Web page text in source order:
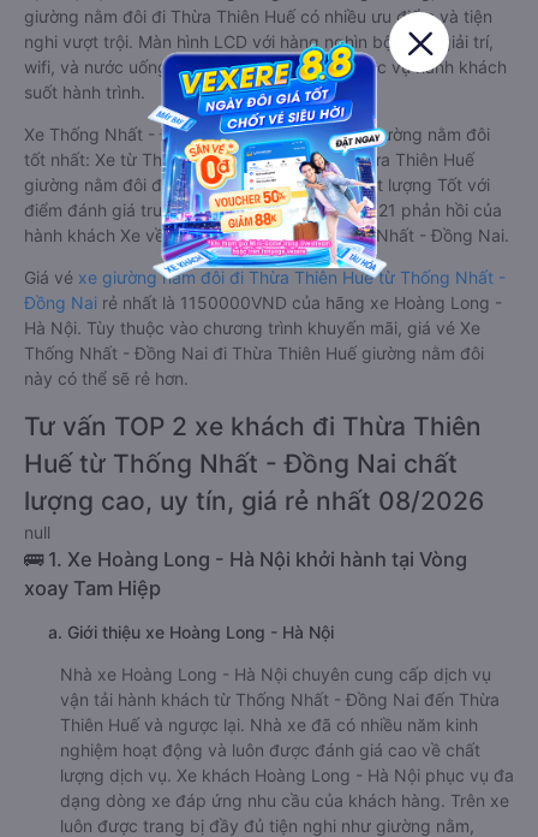
giường nằm đôi đi Thừa Thiên Huế có nhiều ưu điểm và tiện
nghi vượt trội. Màn hình LCD với hàng nghìn bộ phim giải trí,
wifi, và nước uống và chăn đắp miễn phí phục vụ hành khách
suốt hành trình.
Xe Thống Nhất - Đồng Nai Thừa Thiên Huế giường nằm đôi
tốt nhất: Xe từ Thống Nhất - Đồng Nai đi Thừa Thiên Huế
giường nằm đôi được đánh giá chung có chất lượng Tốt với
điểm đánh giá trung bình từ 4.4/5 dựa trên 321 phản hồi của
hành khách Xe về Thừa Thiên Huế từ Thống Nhất - Đồng Nai.
Giá vé xe giường nằm đôi đi Thừa Thiên Huế từ Thống Nhất -
Đồng Nai rẻ nhất là 1150000VND của hãng xe Hoàng Long -
Hà Nội. Tùy thuộc vào chương trình khuyến mãi, giá vé Xe
Thống Nhất - Đồng Nai đi Thừa Thiên Huế giường nằm đôi
này có thể sẽ rẻ hơn.
Tư vấn TOP 2 xe khách đi Thừa Thiên
Huế từ Thống Nhất - Đồng Nai chất
lượng cao, uy tín, giá rẻ nhất 08/2026
null
🚌 1. Xe Hoàng Long - Hà Nội khởi hành tại Vòng
xoay Tam Hiệp
a. Giới thiệu xe Hoàng Long - Hà Nội
Nhà xe Hoàng Long - Hà Nội chuyên cung cấp dịch vụ
vận tải hành khách từ Thống Nhất - Đồng Nai đến Thừa
Thiên Huế và ngược lại. Nhà xe đã có nhiều năm kinh
nghiệm hoạt động và luôn được đánh giá cao về chất
lượng dịch vụ. Xe khách Hoàng Long - Hà Nội phục vụ đa
dạng dòng xe đáp ứng nhu cầu của khách hàng. Trên xe
luôn được trang bị đầy đủ tiện nghi như giường nằm,